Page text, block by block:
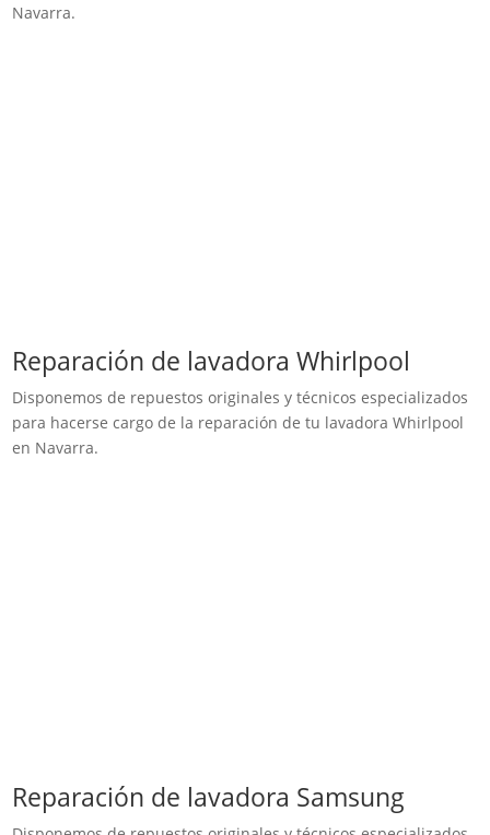
Navarra.
Reparación de lavadora Whirlpool
Disponemos de repuestos originales y técnicos especializados
para hacerse cargo de la reparación de tu lavadora Whirlpool
en Navarra.
Reparación de lavadora Samsung